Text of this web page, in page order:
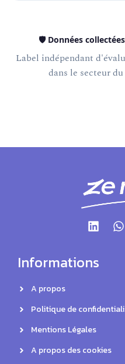
🛡️ Données
Label indépendant
dans le secteur
Informations
A propos
Politique de
Mentions Légales
A propos des cookies